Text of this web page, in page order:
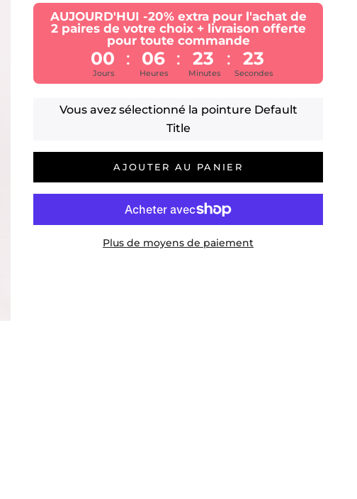
AUJOURD'HUI -20% extra pour l'achat de
2 paires de votre choix + livraison offerte
pour toute commande
00 : 06 : 23 : 22
Jours Heures Minutes Secondes
Vous avez sélectionné la pointure Default
Title
AJOUTER AU PANIER
Plus de moyens de paiement